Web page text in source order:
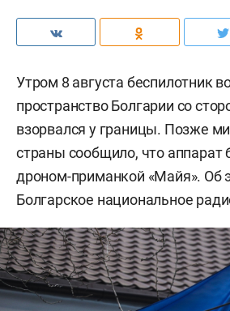
Утром 8 августа беспилотник
пространство Болгарии со
взорвался у границы. Позже
страны сообщило, что аппарат
дроном-приманкой «Майя». Об
Болгарское национальное